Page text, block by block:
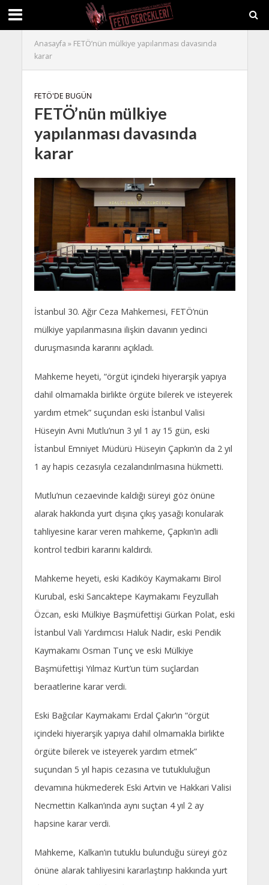
Anasayfa » FETÖ’nün mülkiye yapılanması davasında
karar
FETÖ'DE BUGÜN
FETÖ’nün mülkiye
yapılanması davasında
karar
İstanbul 30. Ağır Ceza Mahkemesi, FETÖ’nün
mülkiye yapılanmasına ilişkin davanın yedinci
duruşmasında kararını açıkladı.
Mahkeme heyeti, “örgüt içindeki hiyerarşik yapıya
dahil olmamakla birlikte örgüte bilerek ve isteyerek
yardım etmek” suçundan eski İstanbul Valisi
Hüseyin Avni Mutlu’nun 3 yıl 1 ay 15 gün, eski
İstanbul Emniyet Müdürü Hüseyin Çapkın’ın da 2 yıl
1 ay hapis cezasıyla cezalandırılmasına hükmetti.
Mutlu’nun cezaevinde kaldığı süreyi göz önüne
alarak hakkında yurt dışına çıkış yasağı konularak
tahliyesine karar veren mahkeme, Çapkın’ın adli
kontrol tedbiri kararını kaldırdı.
Mahkeme heyeti, eski Kadıköy Kaymakamı Birol
Kurubal, eski Sancaktepe Kaymakamı Feyzullah
Özcan, eski Mülkiye Başmüfettişi Gürkan Polat, eski
İstanbul Vali Yardımcısı Haluk Nadir, eski Pendik
Kaymakamı Osman Tunç ve eski Mülkiye
Başmüfettişi Yılmaz Kurt’un tüm suçlardan
beraatlerine karar verdi.
Eski Bağcılar Kaymakamı Erdal Çakır’ın “örgüt
içindeki hiyerarşik yapıya dahil olmamakla birlikte
örgüte bilerek ve isteyerek yardım etmek”
suçundan 5 yıl hapis cezasına ve tutukluluğun
devamına hükmederek Eski Artvin ve Hakkari Valisi
Necmettin Kalkan’ında aynı suçtan 4 yıl 2 ay
hapsine karar verdi.
Mahkeme, Kalkan’ın tutuklu bulunduğu süreyi göz
önüne alarak tahliyesini kararlaştırıp hakkında yurt